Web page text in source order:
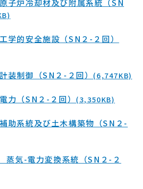
炉冷却材及び附属系統（SN
的安全施設（SN２-２回）
制御（SN２-２回） (6,747KB)
（SN２-２回） (3,350KB)
助系統及び土木構築物（SN２-
気-電力変換系統（SN２-２